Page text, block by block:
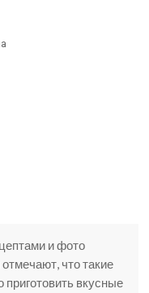
и фото
что такие
вкусные